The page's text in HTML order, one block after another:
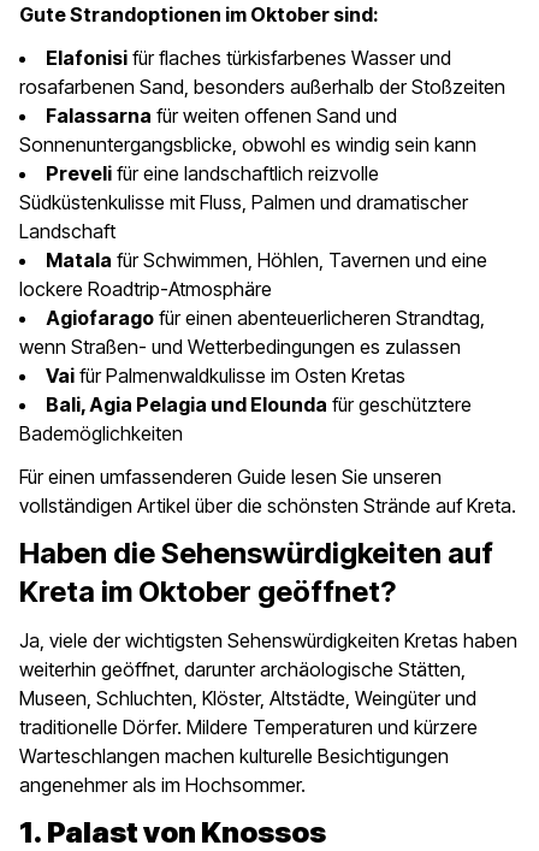
Gute Strandoptionen im Oktober sind:
Elafonisi für flaches türkisfarbenes Wasser und
rosafarbenen Sand, besonders außerhalb der Stoßzeiten
Falassarna für weiten offenen Sand und
Sonnenuntergangsblicke, obwohl es windig sein kann
Preveli für eine landschaftlich reizvolle
Südküstenkulisse mit Fluss, Palmen und dramatischer
Landschaft
Matala für Schwimmen, Höhlen, Tavernen und eine
lockere Roadtrip-Atmosphäre
Agiofarago für einen abenteuerlicheren Strandtag,
wenn Straßen- und Wetterbedingungen es zulassen
Vai für Palmenwaldkulisse im Osten Kretas
Bali, Agia Pelagia und Elounda für geschütztere
Bademöglichkeiten
Für einen umfassenderen Guide lesen Sie unseren
vollständigen Artikel über die schönsten Strände auf Kreta.
Haben die Sehenswürdigkeiten auf
Kreta im Oktober geöffnet?
Ja, viele der wichtigsten Sehenswürdigkeiten Kretas haben
weiterhin geöffnet, darunter archäologische Stätten,
Museen, Schluchten, Klöster, Altstädte, Weingüter und
traditionelle Dörfer. Mildere Temperaturen und kürzere
Warteschlangen machen kulturelle Besichtigungen
angenehmer als im Hochsommer.
1. Palast von Knossos